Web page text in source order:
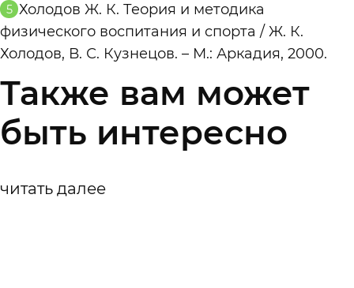
Холодов Ж. К. Теория и методика
физического воспитания и спорта / Ж. К.
Холодов, В. С. Кузнецов. – М.: Аркадия, 2000.
Также вам может
быть интересно
читать далее